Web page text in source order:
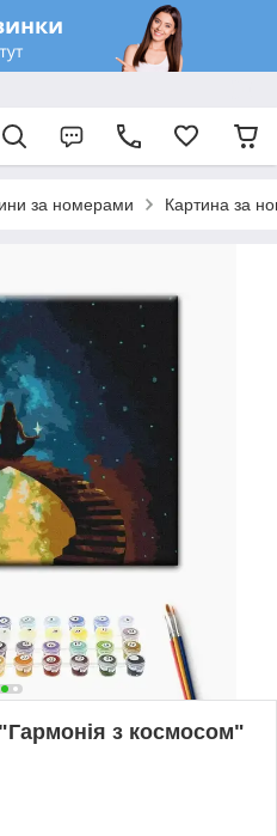
за номерами Картина за
з космосом"